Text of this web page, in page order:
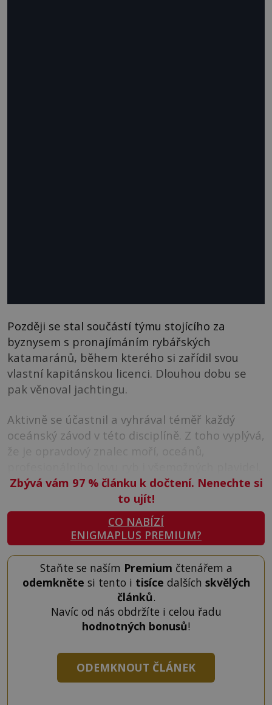
Později se stal součástí týmu stojícího za
byznysem s pronajímáním rybářských
katamaránů, během kterého si zařídil svou
vlastní kapitánskou licenci. Dlouhou dobu se
pak věnoval jachtingu.
Aktivně se účastnil a vyhrával téměř každý
oceánský závod v této disciplíně. Z toho vyplývá,
že je opravdový znalec moří, oceánů,
Zbývá vám 97 %článku k dočtení. Nenechte si
to ujít!
CO NABÍZÍ
ENIGMAPLUS PREMIUM?
Staňte se naším Premium čtenářem a
odemkněte si tento i tisíce dalších skvělých
článků.
Navíc od nás obdržíte i celou řadu
hodnotných bonusů!
ODEMKNOUT ČLÁNEK